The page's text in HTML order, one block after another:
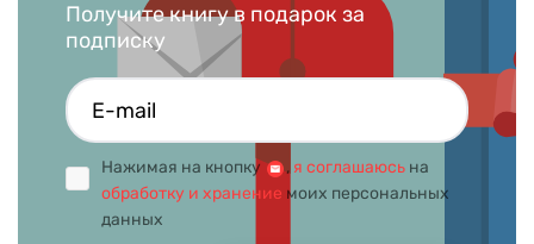
Получите книгу в подарок за
подписку
Нажимая на кнопку , я соглашаюсь на
обработку и хранение моих персональных
данных